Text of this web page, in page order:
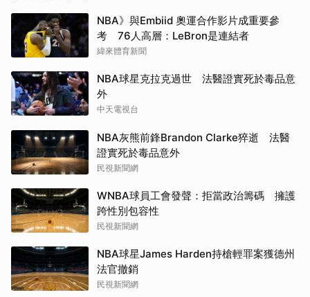
NBA》與Embiid 奧運合作影片成重要參
考 76人高層：LeBron是連結者
緯來體育新聞
NBA球星克拉克過世 法醫證實死於毒品意
外
中天電視台
NBA灰熊前鋒Brandon Clarke猝逝 法醫
證實死於毒品意外
民視新聞網
WNBA球員工會發聲：拒當政治籌碼 擁護
跨性別包容性
民視新聞網
NBA球星James Harden持槍輕罪案獲德州
法官撤銷
民視新聞網